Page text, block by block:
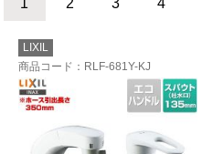
1 2 3 4
LIXIL
商品コード ：RLF-681Y-KJ